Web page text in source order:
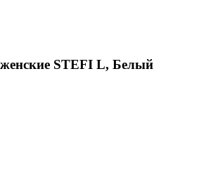
STEFI L, Белый